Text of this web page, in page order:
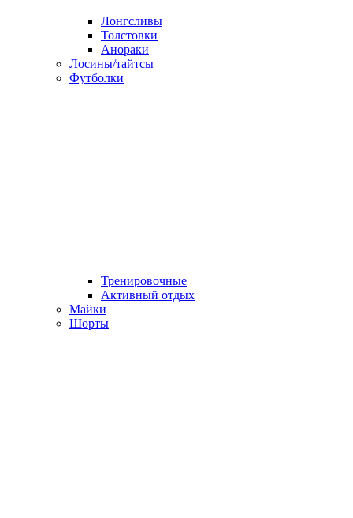
Лонгсливы
Толстовки
Анораки
Лосины/тайтсы
Футболки
Тренировочные
Активный отдых
Майки
Шорты